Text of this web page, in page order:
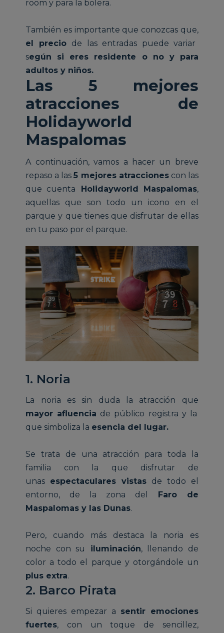
room y para la bolera.
También es importante que conozcas que,
el precio de las entradas puede variar
según si eres residente o no y para
adultos y niños.
Las 5 mejores
atracciones de
Holidayworld
Maspalomas
A continuación, vamos a hacer un breve
repaso a las5 mejores atraccionescon las
que cuenta Holidayworld Maspalomas,
aquellas que son todo un icono en el
parque y que tienes que disfrutar de ellas
en tu paso por el parque.
1. Noria
La noria es sin duda la atracción que
mayor afluencia de público registra y la
que simboliza la esencia del lugar.
Se trata de una atracción para toda la
familia con la que disfrutar de
unas espectaculares vistas de todo el
entorno, de la zona del
Faro de
Maspalomas y las Dunas.
Pero, cuando más destaca la noria es
noche con su
iluminación, llenando de
color a todo el parque y otorgándole un
plus extra.
2. Barco Pirata
Si quieres empezar a sentir emociones
fuertes, con un toque de sencillez,